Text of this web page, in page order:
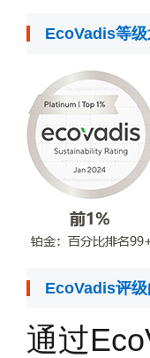
EcoVadis等
EcoVadis评
通过